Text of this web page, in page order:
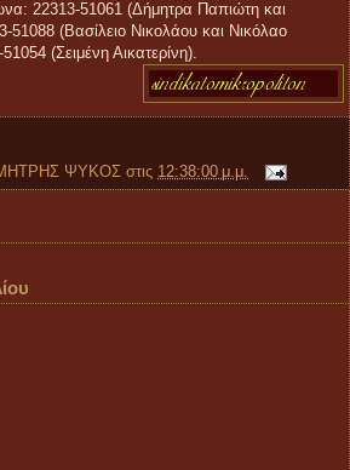
22313-51061 (Δήμητρα Παπιώτη και
51088 (Βασίλειο Νικολάου και Νικόλαο
(Σειμένη Αικατερίνη).
ΨΥΚΟΣ στις 12:38:00 μ.μ.